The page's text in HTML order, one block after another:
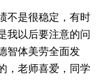
不是很稳定，有时
我以后要注意的问
智体美劳全面发
，老师喜爱，同学